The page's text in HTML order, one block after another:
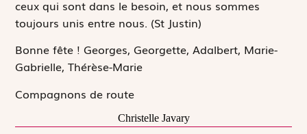
ceux qui sont dans le besoin, et nous sommes
toujours unis entre nous. (St Justin)
Bonne fête ! Georges, Georgette, Adalbert, Marie-
Gabrielle, Thérèse-Marie
Compagnons de route
Christelle Javary